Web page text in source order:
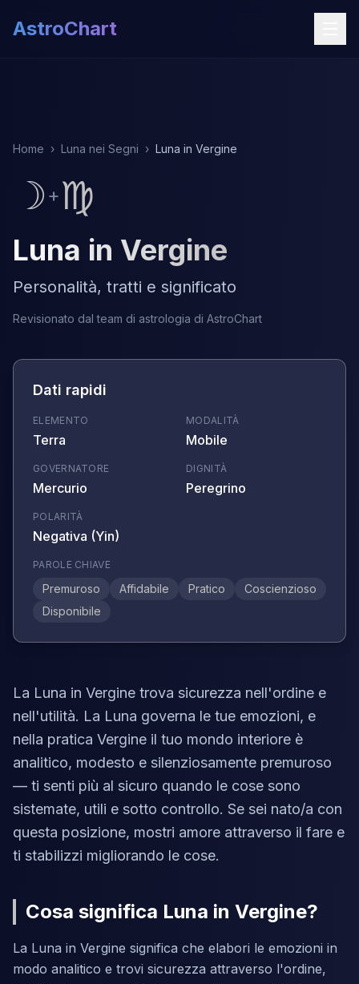
AstroChart
Home › Luna nei Segni › Luna in Vergine
☽ +♍
Luna in Vergine
Personalità, tratti e significato
Revisionato dal team di astrologia di AstroChart
Dati rapidi
ELEMENTO
Terra
MODALITÀ
Mobile
GOVERNATORE
Mercurio
DIGNITÀ
Peregrino
POLARITÀ
Negativa (Yin)
PAROLE CHIAVE
Premuroso Affidabile Pratico
Coscienzioso
Disponibile
La Luna in Vergine trova sicurezza nell'ordine e
nell'utilità. La Luna governa le tue emozioni, e
nella pratica Vergine il tuo mondo interiore è
analitico, modesto e silenziosamente premuroso
— ti senti più al sicuro quando le cose sono
sistemate, utili e sotto controllo. Se sei nato/a con
questa posizione, mostri amore attraverso il fare e
ti stabilizzi migliorando le cose.
Cosa significa Luna in Vergine?
La Luna in Vergine significa che elabori le emozioni in
modo analitico e trovi sicurezza attraverso l'ordine,